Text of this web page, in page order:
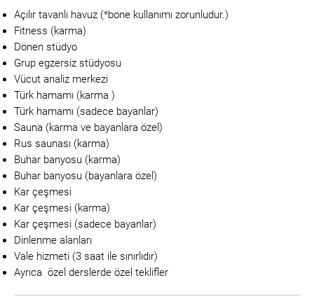
Açılır tavanlı havuz (*bone kullanımı zorunludur.)
Fitness (karma)
Dönen stüdyo
Grup egzersiz stüdyosu
Vücut analiz merkezi
Türk hamamı (karma )
Türk hamamı (sadece bayanlar)
Sauna (karma ve bayanlara özel)
Rus saunası (karma)
Buhar banyosu (karma)
Buhar banyosu (bayanlara özel)
Kar çeşmesi
Kar çeşmesi (karma)
Kar çeşmesi (sadece bayanlar)
Dinlenme alanları
Vale hizmeti (3 saat ile sınırlıdır)
Ayrıca özel derslerde özel teklifler